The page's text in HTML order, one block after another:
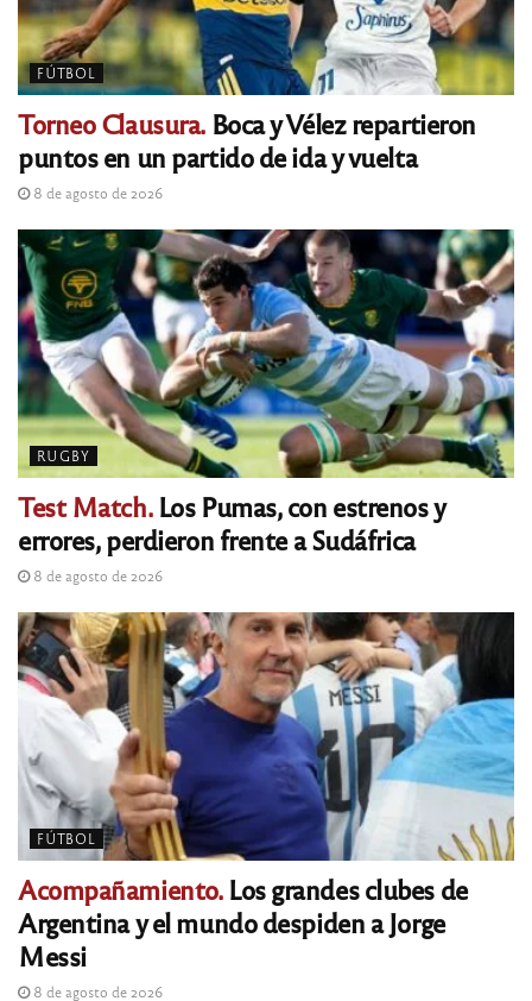
FÚTBOL
Torneo Clausura.Boca y Vélez repartieron
puntos en un partido de ida y vuelta
8 de agosto de 2026
RUGBY
Test Match.Los Pumas, con estrenos y
errores, perdieron frente a Sudáfrica
8 de agosto de 2026
FÚTBOL
Acompañamiento.Los grandes clubes de
Argentina y el mundo despiden a Jorge
Messi
8 de agosto de 2026